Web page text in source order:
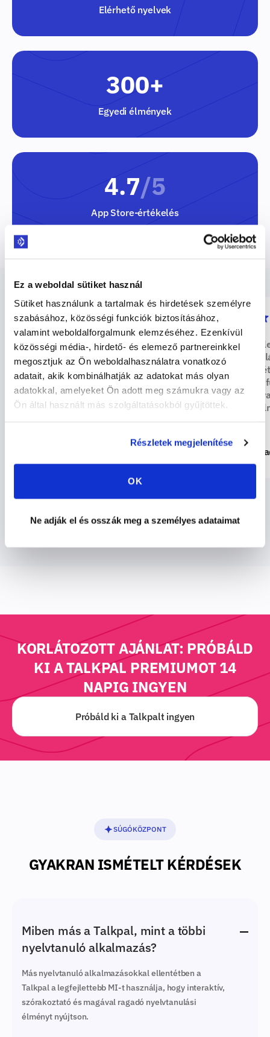
Ez a weboldal sütiket használ
Sütiket használunk a tartalmak és hirdetések személyre
szabásához, közösségi funkciók biztosításához,
valamint weboldalforgalmunk elemzéséhez. Ezenkívül
közösségi média-, hirdető- és elemező partnereinkkel
megosztjuk az Ön weboldalhasználatra vonatkozó
adatait, akik kombinálhatják az adatokat más olyan
adatokkal, amelyeket Ön adott meg számukra vagy az
Ön által használt más szolgáltatásokból gyűjtöttek.
Részletek megjelenítése
OK
Ne adják el és osszák meg a személyes adataimat
Elérhető nyelvek
300+
Egyedi élmények
4.7/5
App Store-értékelés
"Nagyszerű segítség az önálló
nyelvtanuláshoz. Más
alkalmazásokkal ellentétben ez
aktív javításokat ad, és rengeteg
lehetőséget biztosít a beszéd
gyakorlására. "
"Az egyik
verzió
sokoldalú
amelyek
tanulási
Kezdj el tanulni
KORLÁTOZOTT AJÁNLAT: PRÓBÁLD
KI A TALKPAL PREMIUMOT 14
NAPIG INGYEN
Próbáld ki a Talkpalt ingyen
SÚGÓKÖZPONT
GYAKRAN ISMÉTELT KÉRDÉSEK
Miben más a Talkpal, mint a többi
nyelvtanuló alkalmazás?
Más nyelvtanuló alkalmazásokkal ellentétben a
Talkpal a legfejlettebb MI-t használja, hogy interaktív,
szórakoztató és magával ragadó nyelvtanulási
élményt nyújtson.